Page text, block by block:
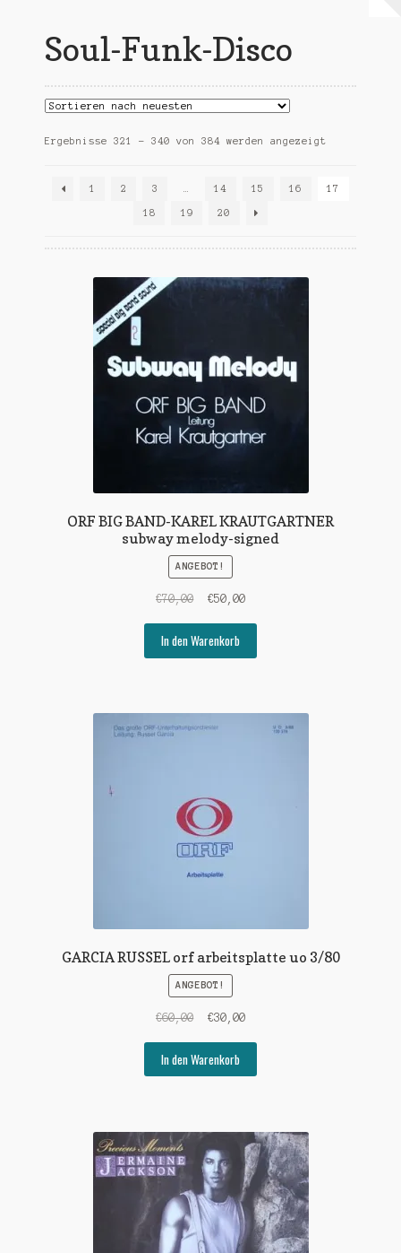
WarenkorbSoul-Funk-Disco
Ergebnisse 321 – 340 von 384 werden angezeigt
1
2 3 14 15 16 17
18 19 20
ORF BIG BAND-KAREL KRAUTGARTNER
subway melody-signed
ANGEBOT!
€70,00
Ursprünglicher
war:
€70,00
€50,00Aktueller
€50,00.
In den Warenkorb
GARCIA RUSSEL orf arbeitsplatte uo 3/80
ANGEBOT!
€60,00
Ursprünglicher
war:
€60,00
€30,00Aktueller
€30,00.
In den Warenkorb